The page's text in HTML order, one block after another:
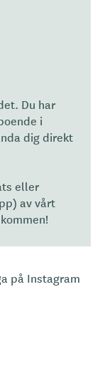
Du har
i
dig direkt
eller
av vårt
på Instagram